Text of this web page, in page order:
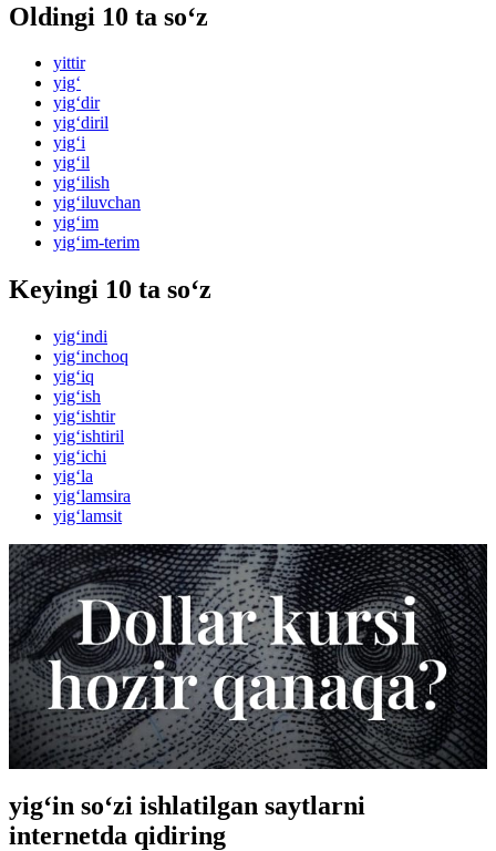
Oldingi 10 ta so‘z
yittir
yig‘
yig‘dir
yig‘diril
yig‘i
yig‘il
yig‘ilish
yig‘iluvchan
yig‘im
yig‘im-terim
Keyingi 10 ta so‘z
yig‘indi
yig‘inchoq
yig‘iq
yig‘ish
yig‘ishtir
yig‘ishtiril
yig‘ichi
yig‘la
yig‘lamsira
yig‘lamsit
yig‘in so‘zi ishlatilgan saytlarni
internetda qidiring